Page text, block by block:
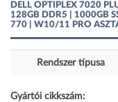
DELL OPTIPLEX 7020
128GB DDR5 | 1000GB
770 | W10/11 PRO
Rendszer típusa
Gyártói cikkszám: